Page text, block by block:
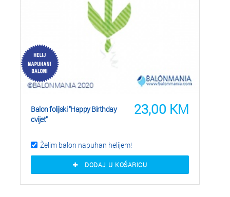
23,00 KM
Balon folijski "Happy Birthday
cvijet"
Želim balon napuhan helijem!
DODAJ U KOŠARICU